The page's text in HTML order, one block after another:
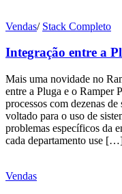
Vendas/ Stack Completo
Integração entre a
Mais uma novidade no
entre a Pluga e o Ramper
processos com dezenas
voltado para o uso de
problemas específicos da
cada departamento use
Vendas